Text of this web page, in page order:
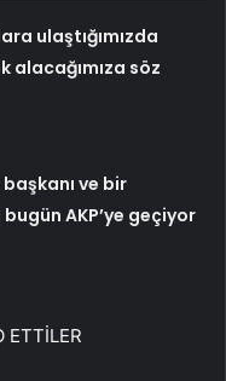
ulaştığımızda
alacağımıza söz
başkanı ve bir
AKP’ye geçiyor
ETTİLER